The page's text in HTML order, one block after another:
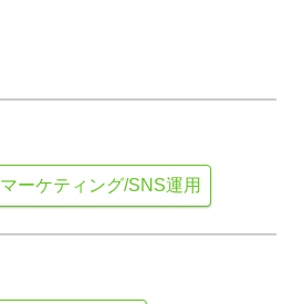
マーケティング/SNS運用